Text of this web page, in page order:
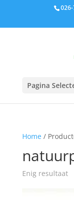
Pagina
Home/
Enig resultaat